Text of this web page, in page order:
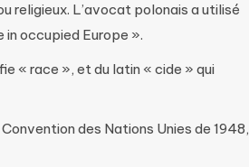
religieux. L’avocat polonais a utilisé
in occupied Europe ».
« race », et du latin « cide » qui
des Nations Unies de 1948,